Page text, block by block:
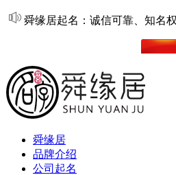
舜缘居起名：诚信可靠、知名
舜缘居
品牌介绍
公司起名